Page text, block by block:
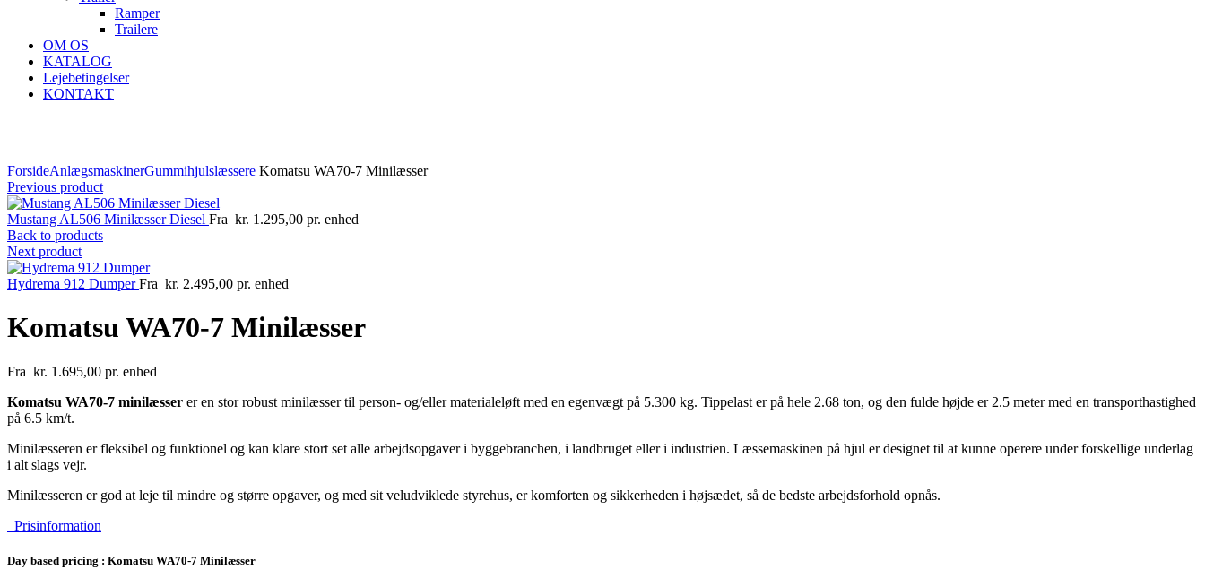
Ramper
Trailere
OM OS
KATALOG
Lejebetingelser
KONTAKT
ForsideAnlægsmaskinerGummihjulslæssere Komatsu WA70-7 Minilæsser
Previous product
Mustang AL506 Minilæsser Diesel Fra kr. 1.295,00 pr. enhed
Back to products
Next product
Hydrema 912 DumperFra kr. 2.495,00 pr. enhed
Komatsu WA70-7 Minilæsser
Fra kr. 1.695,00 pr. enhed
Komatsu WA70-7 minilæsser er en stor robust minilæsser til person- og/eller materialeløft med en egenvægt på 5.300 kg. Tippelast er på hele 2.68 ton, og den fulde højde er 2.5 meter med en transporthastighed
på 6.5 km/t.
Minilæsseren er fleksibel og funktionel og kan klare stort set alle arbejdsopgaver i byggebranchen, i landbruget eller i industrien. Læssemaskinen på hjul er designet til at kunne operere under forskellige underlag
i alt slags vejr.
Minilæsseren er god at leje til mindre og større opgaver, og med sit veludviklede styrehus, er komforten og sikkerheden i højsædet, så de bedste arbejdsforhold opnås.
Prisinformation
Day based pricing : Komatsu WA70-7 Minilæsser